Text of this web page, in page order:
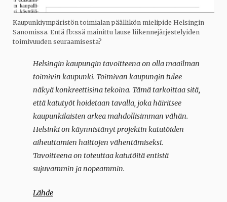
Kaupunkiympäristön toimialan päällikön mielipide Helsingin
Sanomissa. Entä fb:ssä mainittu lause liikennejärjestelyiden
toimivuuden seuraamisesta?
Helsingin kaupungin tavoitteena on olla maailman
toimivin kaupunki. Toimivan kaupungin tulee
näkyä konkreettisina tekoina. Tämä tarkoittaa sitä,
että katutyöt hoidetaan tavalla, joka häiritsee
kaupunkilaisten arkea mahdollisimman vähän.
Helsinki on käynnistänyt projektin katutöiden
aiheuttamien haittojen vähentämiseksi.
Tavoitteena on toteuttaa katutöitä entistä
sujuvammin ja nopeammin.
Lähde